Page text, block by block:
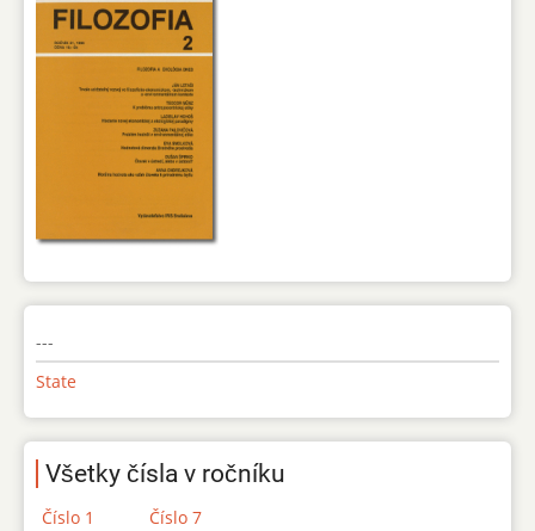
---
State
Všetky čísla v ročníku
Číslo 1
Číslo 7